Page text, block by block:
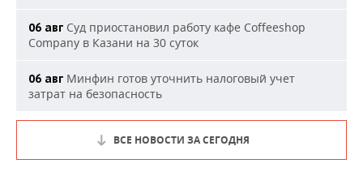
06 авг Суд приостановил работу кафе Coffeeshop
Company в Казани на 30 суток
06 авг Минфин готов уточнить налоговый учет
затрат на безопасность
ВСЕ НОВОСТИ ЗА СЕГОДНЯ